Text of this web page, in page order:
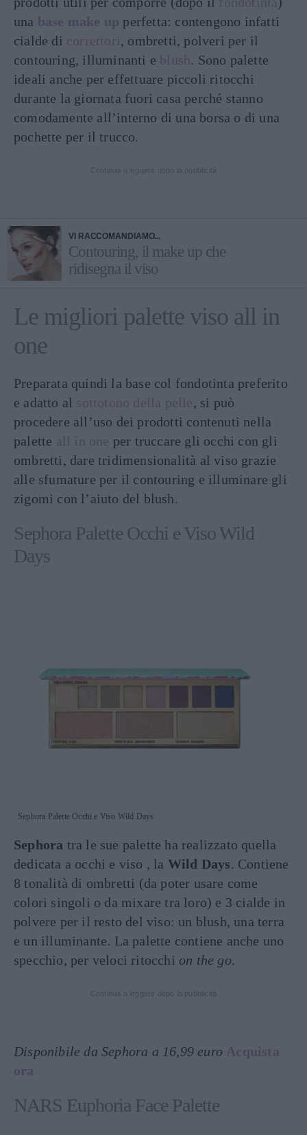
una base make up perfetta: contengono infatti
cialde di correttori, ombretti, polveri per il
contouring, illuminanti e blush. Sono palette
ideali anche per effettuare piccoli ritocchi
durante la giornata fuori casa perché stanno
comodamente all’interno di una borsa o di una
pochette per il trucco.
VI RACCOMANDIAMO...
Contouring, il make up che
ridisegna il viso
Le migliori palette viso all in
one
Preparata quindi la base col fondotinta preferito
e adatto al sottotono della pelle, si può
procedere all’uso dei prodotti contenuti nella
palette all in one per truccare gli occhi con gli
ombretti, dare tridimensionalità al viso grazie
alle sfumature per il contouring e illuminare gli
zigomi con l’aiuto del blush.
Sephora Palette Occhi e Viso Wild
Days
Sephora Palette Occhi e Viso Wild Days
Sephora tra le sue palette ha realizzato quella
dedicata a occhi e viso , la Wild Days. Contiene
8 tonalità di ombretti (da poter usare come
colori singoli o da mixare tra loro) e 3 cialde in
polvere per il resto del viso: un blush, una terra
e un illuminante. La palette contiene anche uno
specchio, per veloci ritocchi on the go.
Disponibile da Sephora a 16,99 euro Acquista
ora
NARS Euphoria Face Palette